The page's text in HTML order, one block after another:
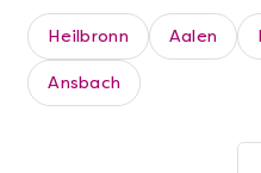
Wein quer durch
München
Heilbronn Aalen
Ansbach